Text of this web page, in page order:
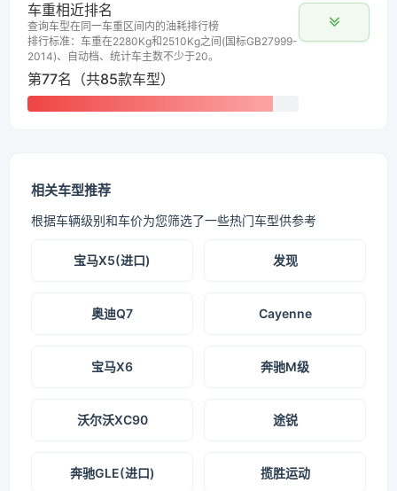
车重相近排名
查询车型在同一车重区间内的油耗排行榜
排行标准：车重在2280Kg和2510Kg之间(国标GB27999-
2014)、自动档、统计车主数不少于20。
第77名（共85款车型）
相关车型推荐
根据车辆级别和车价为您筛选了一些热门车型供参考
宝马X5(进口) 发现
奥迪Q7 Cayenne
宝马X6 奔驰M级
沃尔沃XC90 途锐
奔驰GLE(进口) 揽胜运动